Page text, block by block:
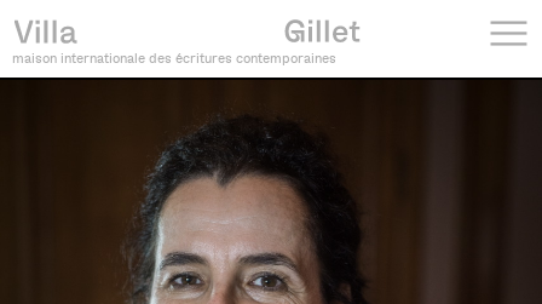
maison internationale des écritures contemporaines